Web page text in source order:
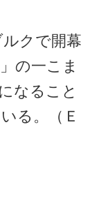
クで開幕
の一こま
なること
る。（Ｅ